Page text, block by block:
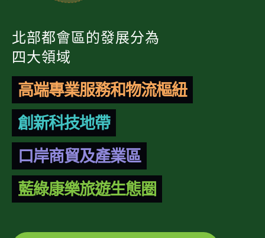
北部都會區的發展分為
四大領域
高端專業服務和物流樞紐
創新科技地帶
口岸商貿及產業區
藍綠康樂旅遊生態圈